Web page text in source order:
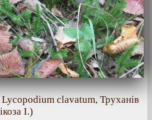
clavatum, Труханів
І.)